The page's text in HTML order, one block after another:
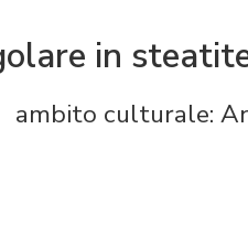
in
ambito culturale: